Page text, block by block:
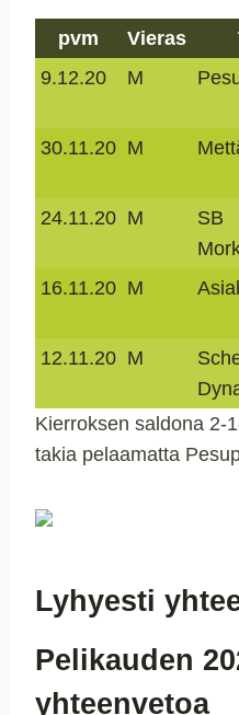
pvm Vieras
9.12.20
M
30.11.20 M
24.11.20 M
SB
16.11.20 M
12.11.20 M
Kierroksen saldona 2-
takia pelaamatta
Lyhyesti
Pelikauden
yhteenvetoa